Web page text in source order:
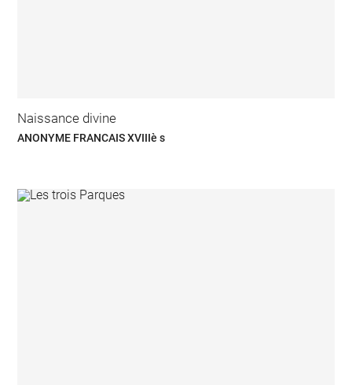
Naissance divine
ANONYME FRANCAIS XVIIIè s